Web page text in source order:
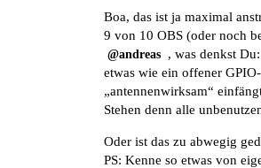
Boa, das ist ja maximal
9 von 10 OBS (oder noch
@andreas , was denkst
etwas wie ein offener
„antennenwirksam“
Stehen denn alle
Oder ist das zu abwegig
PS: Kenne so etwas von